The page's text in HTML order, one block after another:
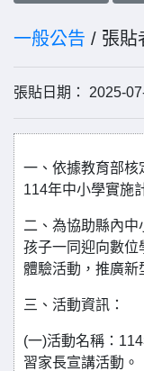
一般公告 / 張貼
張貼日期： 2025-
一、依據教育部核
114年中小學實施
二、為協助縣內
孩子一同迎向數位
體驗活動，推廣新
三、活動資訊：
(一)活動名稱：
習家長宣講活動。